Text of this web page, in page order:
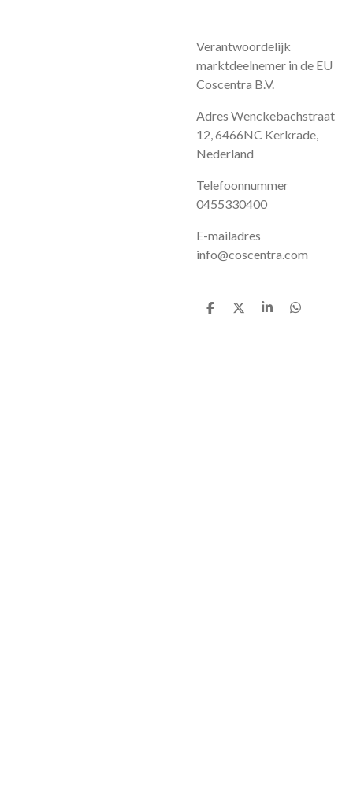
Verantwoordelijk
marktdeelnemer in de EU
Coscentra B.V.
Adres Wenckebachstraat
12, 6466NC Kerkrade,
Nederland
Telefoonnummer
0455330400
E-mailadres
info@coscentra.com
D
D
S
D